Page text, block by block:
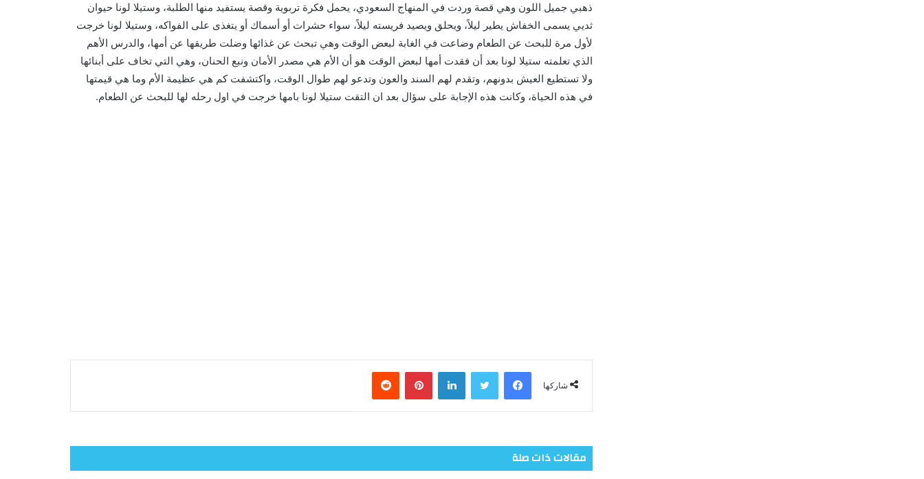
ذهبي جميل اللون وهي قصة وردت في المنهاج السعودي، يحمل فكرة تربوية وقصة يستفيد منها الطلبة، وستيلا لونا حيوان
ثديي يسمى الخفاش يطير ليلاً، ويحلق ويصيد فريسته ليلاً، سواء حشرات أو أسماك أو يتغذى على الفواكه، وستيلا لونا خرجت
لأول مرة للبحث عن الطعام وضاعت في الغابة لبعض الوقت وهي تبحث عن غذائها وضلت طريقها عن أمها، والدرس الأهم
الذي تعلمته ستيلا لونا بعد أن فقدت أمها لبعض الوقت هو أن الأم هي مصدر الأمان ونبع الحنان، وهي التي تخاف على أبنائها
ولا تستطيع العيش بدونهم، وتقدم لهم السند والعون وتدعو لهم طوال الوقت، واكتشفت كم هي عظيمة الأم وما هي قيمتها
في هذه الحياة، وكانت هذه الإجابة على سؤال بعد ان التقت ستيلا لونا بامها خرجت في اول رحله لها للبحث عن الطعام.
شاركها
فيسبوك تويتر لينكدإن بينتيريست
مقالات ذات صلة